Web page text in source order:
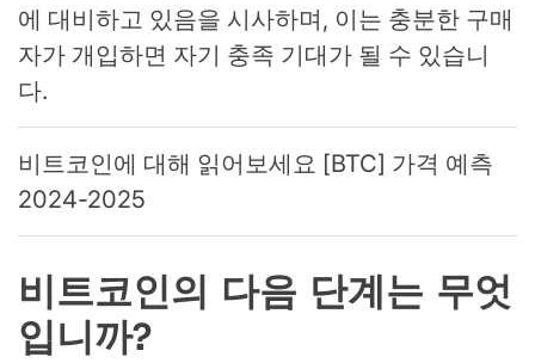
에 대비하고 있음을 시사하며, 이는 충분한 구매
자가 개입하면 자기 충족 기대가 될 수 있습니
다.
비트코인에 대해 읽어보세요 [BTC] 가격 예측
2024-2025
비트코인의 다음 단계는 무엇
입니까?